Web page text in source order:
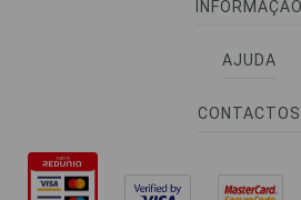
INFORMAÇÃO
AJUDA
CONTACTOS